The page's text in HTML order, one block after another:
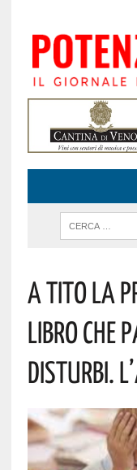
A Tito La
Libro Che
Disturbi.